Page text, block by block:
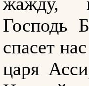
Господь
спасет
царя